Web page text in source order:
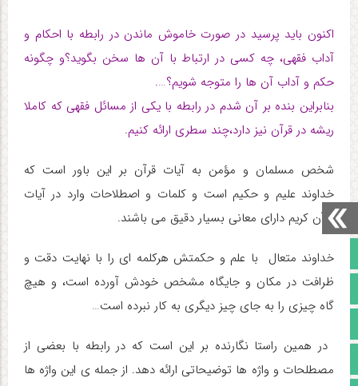
صفحه نخست
تالار گفتمان
اینستاگرام
اکنون باید پرسید در صورت خاموش ماندن در رابطه با احکام و
آداب فقهی، چه کسی در ارتباط با آن ها سخن بگوید؟و چگونه
حکم و آداب آن ها را متوجه شویم؟….
بنابراین بنده بر آن شدم در رابطه با یکی از مسائل فقهی که کاملا
ریشه در قرآن نیز دارد،چند سطری ارائه کنیم.
شخص مسلمان و مؤمن به آیات قرآن بر این باور است که
خداوند علیم و حکیم است و کلمات و اصطلاحات وارد در آیات
قرآن کریم دارای معانی بسیار دقیق می باشند.
خداوند متعال با علم و حکمتش هرکلمه ای را با نهایت دقت و
ظرافت در مکان و جایگاه مشخص خودش آورده است، و هیچ
گاه چیزی را به جای چیز دیگری به کار نبرده است…
در همین راستا نگارنده بر این است که در رابطه با بعضی از
مصطلحات و واژه ها توضیحاتی ارائه دهد. از جمله ی این واژه ها